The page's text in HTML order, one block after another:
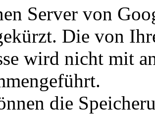
Server von
Die von
wird nicht mit
die